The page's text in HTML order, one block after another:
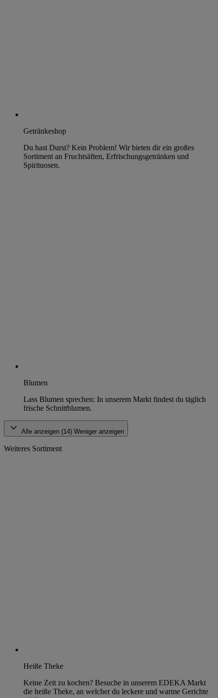
Getränkeshop
Du hast Durst? Kein Problem! Wir bieten dir ein großes
Sortiment an Fruchtsäften, Erfrischungsgetränken und
Spirituosen.
Blumen
Lass Blumen sprechen: In unserem Markt findest du täglich
frische Schnittblumen.
Alle anzeigen (14) Weniger anzeigen
Weiteres Sortiment
Heiße Theke
Keine Zeit zu kochen? Besuche in unserem EDEKA Markt
die heiße Theke, an welcher du leckere und warme Gerichte